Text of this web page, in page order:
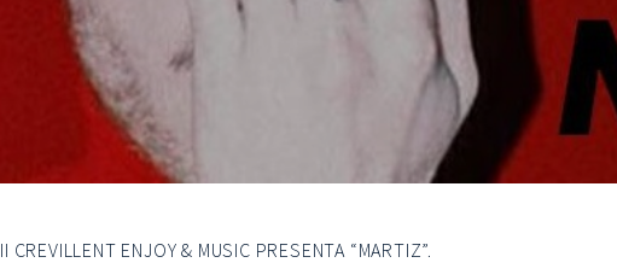
II CREVILLENT ENJOY & MUSIC PRESENTA “MARTIZ”.